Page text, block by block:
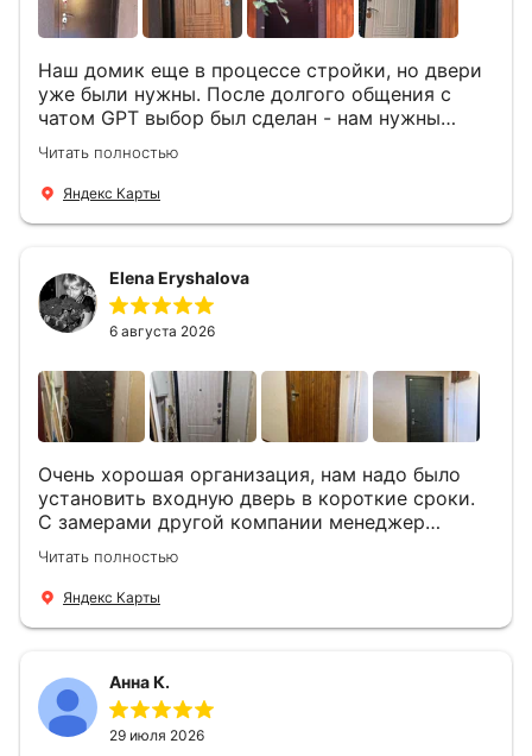
Наш домик еще в процессе стройки, но двери
уже были нужны. После долгого общения с
чатом GPT выбор был сделан - нам нужны
двери Аргус Термо Композит, которые нашлись
в компании ДвериОпт . Менеджер Филипп
ответил на все вопросы, посчитал стоимость и
установили две двери, ответили на все
вопросы . Выполненной работой мы довольны.
Огромная всем благодарность!
Читать полностью
Яндекс Карты
Elena Eryshalova
6 августа 2026
Очень хорошая организация, нам надо было
установить входную дверь в короткие сроки.
С замерами другой компании менеджер
компании Филлип, быстро предоставил нам
варианты дверей, монтаж тоже был очень
четкий, позвонили, согласовали и установили
Читать полностью
Яндекс Карты
Анна К.
29 июля 2026